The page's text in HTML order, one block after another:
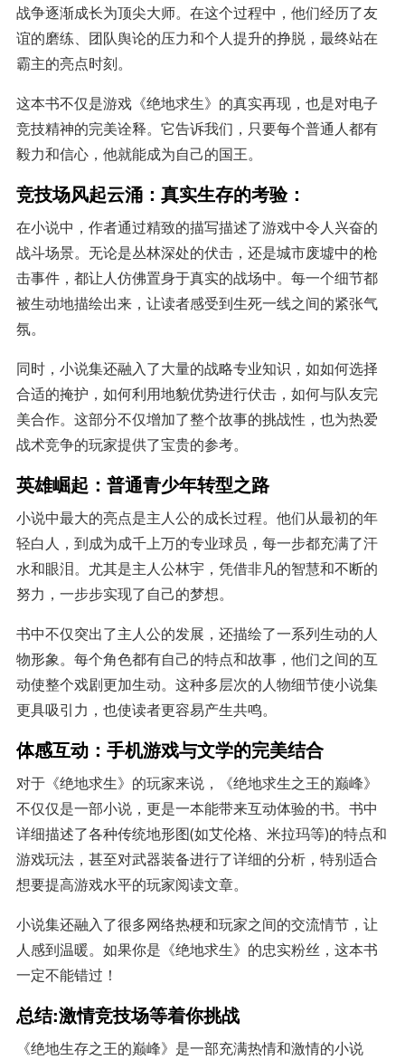
战争逐渐成长为顶尖大师。在这个过程中，他们经历了友
谊的磨练、团队舆论的压力和个人提升的挣脱，最终站在
霸主的亮点时刻。
这本书不仅是游戏《绝地求生》的真实再现，也是对电子
竞技精神的完美诠释。它告诉我们，只要每个普通人都有
毅力和信心，他就能成为自己的国王。
竞技场风起云涌：真实生存的考验：
在小说中，作者通过精致的描写描述了游戏中令人兴奋的
战斗场景。无论是丛林深处的伏击，还是城市废墟中的枪
击事件，都让人仿佛置身于真实的战场中。每一个细节都
被生动地描绘出来，让读者感受到生死一线之间的紧张气
氛。
同时，小说集还融入了大量的战略专业知识，如如何选择
合适的掩护，如何利用地貌优势进行伏击，如何与队友完
美合作。这部分不仅增加了整个故事的挑战性，也为热爱
战术竞争的玩家提供了宝贵的参考。
英雄崛起：普通青少年转型之路
小说中最大的亮点是主人公的成长过程。他们从最初的年
轻白人，到成为成千上万的专业球员，每一步都充满了汗
水和眼泪。尤其是主人公林宇，凭借非凡的智慧和不断的
努力，一步步实现了自己的梦想。
书中不仅突出了主人公的发展，还描绘了一系列生动的人
物形象。每个角色都有自己的特点和故事，他们之间的互
动使整个戏剧更加生动。这种多层次的人物细节使小说集
更具吸引力，也使读者更容易产生共鸣。
体感互动：手机游戏与文学的完美结合
对于《绝地求生》的玩家来说，《绝地求生之王的巅峰》
不仅仅是一部小说，更是一本能带来互动体验的书。书中
详细描述了各种传统地形图(如艾伦格、米拉玛等)的特点和
游戏玩法，甚至对武器装备进行了详细的分析，特别适合
想要提高游戏水平的玩家阅读文章。
小说集还融入了很多网络热梗和玩家之间的交流情节，让
人感到温暖。如果你是《绝地求生》的忠实粉丝，这本书
一定不能错过！
总结:激情竞技场等着你挑战
《绝地生存之王的巅峰》是一部充满热情和激情的小说